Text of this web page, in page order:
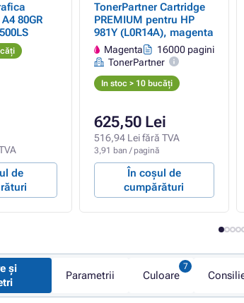
80GR
de
TonerPartner Cartridge
PREMIUM pentru HP
981Y (L0R14A), magenta
Magenta
16000 pagini
TonerPartner
In stoc > 10 bucăți
625,50 Lei
516,94 Lei fără TVA
3,91 ban / pagină
În coșul de
cumpărături
și
Parametrii Culoare